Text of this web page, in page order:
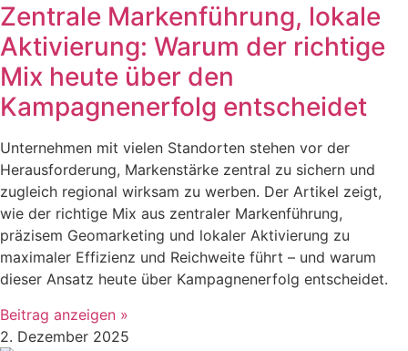
Zentrale Markenführung, lokale
Aktivierung: Warum der richtige
Mix heute über den
Kampagnenerfolg entscheidet
Unternehmen mit vielen Standorten stehen vor der
Herausforderung, Markenstärke zentral zu sichern und
zugleich regional wirksam zu werben. Der Artikel zeigt,
wie der richtige Mix aus zentraler Markenführung,
präzisem Geomarketing und lokaler Aktivierung zu
maximaler Effizienz und Reichweite führt – und warum
dieser Ansatz heute über Kampagnenerfolg entscheidet.
Beitrag anzeigen »
2. Dezember 2025